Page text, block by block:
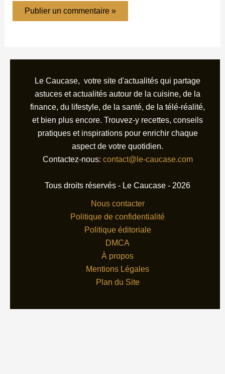
Le Caucase, votre site d'actualités qui partage
astuces et actualités autour de la cuisine, de la
finance, du lifestyle, de la santé, de la télé-réalité,
et bien plus encore. Trouvez-y recettes, conseils
pratiques et inspirations pour enrichir chaque
aspect de votre quotidien.
Contactez-nous: contact@le-caucase.com
Tous droits réservés - Le Caucase - 2026
Nous contacter
Politique de confidentialité
Politique éditoriale
DMCA
À propos
Mentions Légales
Plan du Site